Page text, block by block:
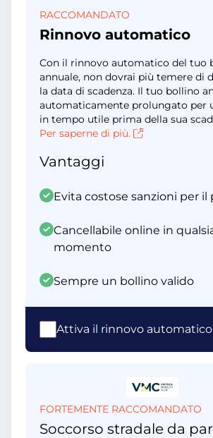
RACCOMANDATO
Rinnovo automatico
Con il rinnovo automatico del tuo
annuale, non dovrai più temere di
la data di scadenza. Il tuo bollino
automaticamente prolungato per
in tempo utile prima della sua
Per saperne di più.
Vantaggi
Evita costose sanzioni per il
Cancellabile online in
momento
Sempre un bollino valido
Attiva il rinnovo automatico
FORTEMENTE RACCOMANDATO
Soccorso stradale da